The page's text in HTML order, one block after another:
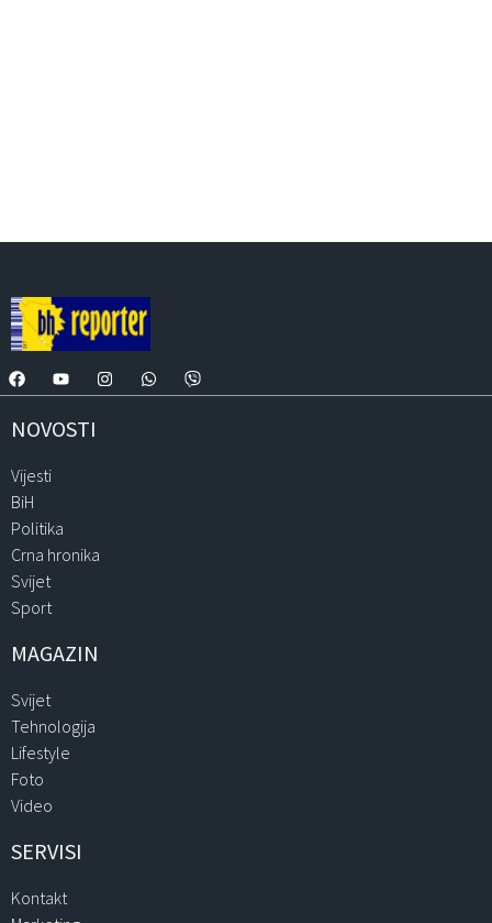
NOVOSTI
Vijesti
BiH
Politika
Crna hronika
Svijet
Sport
MAGAZIN
Svijet
Tehnologija
Lifestyle
Foto
Video
SERVISI
Kontakt